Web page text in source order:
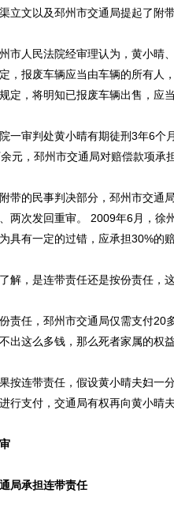
立文以及邳州市交通局提起了附带
人民法院经审理认为，黄小晴、
，报废车辆应当由车辆的所有人
定，将明知已报废车辆出售，应
审判处黄小晴有期徒刑3年6个
元，邳州市交通局对赔偿款项承
的民事判决部分，邳州市交通局
两次发回重审。 2009年6月，徐
具有一定的过错，应承担30%的赔
，是连带责任还是按份责任，这
任，邳州市交通局仅需支付20
出这么多钱，那么死者家属的权
连带责任，假设黄小晴夫妇一分
行支付，交通局有权再向黄小晴
承担连带责任